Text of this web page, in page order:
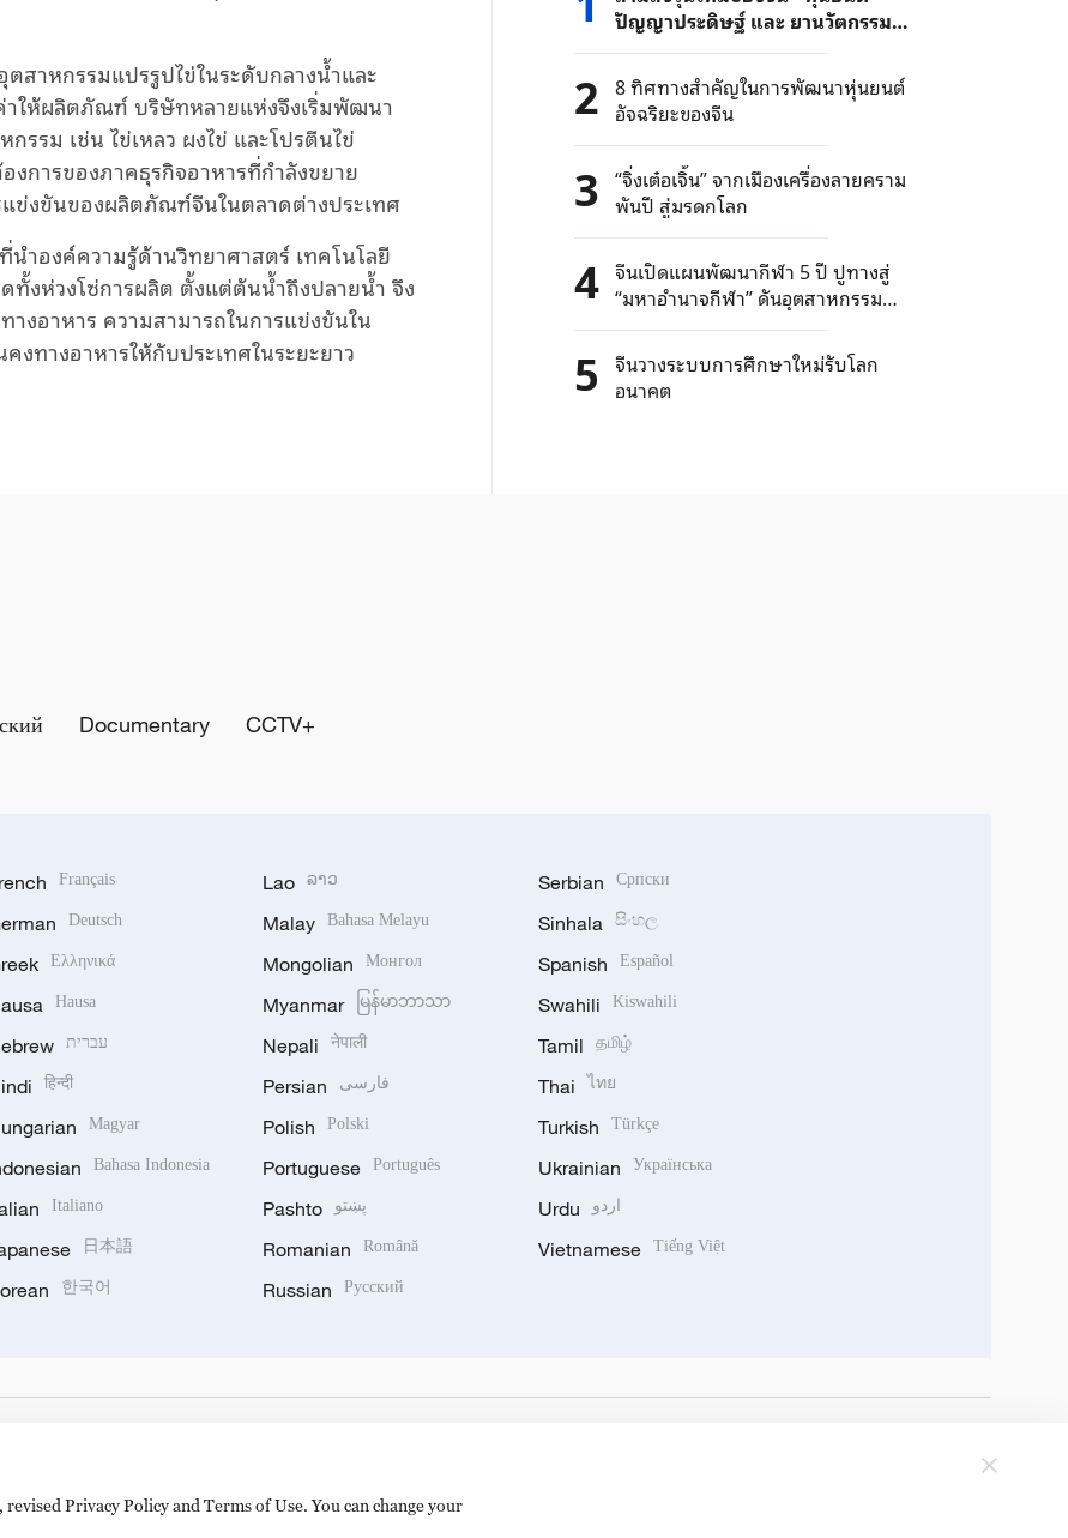
าหกรรมแปรรูปไข่ในระดับกลางน้ำและ
ให้ผลิตภัณฑ์ บริษัทหลายแห่งจึงเริ่มพัฒนา
รม เช่น ไข่เหลว ผงไข่ และโปรตีนไข่
การของภาคธุรกิจอาหารที่กำลังขยาย
ข่งขันของผลิตภัณฑ์จีนในตลาดต่างประเทศ
ำองค์ความรู้ด้านวิทยาศาสตร์ เทคโนโลยี
งห่วงโซ่การผลิต ตั้งแต่ต้นน้ำถึงปลายน้ำ จึง
งอาหาร ความสามารถในการแข่งขันใน
ทางอาหารให้กับประเทศในระยะยาว
ปัญญาประดิษฐ์ และ ยานวัตกรรม
ใหม่ ๆ ขายดีในตลาดต่างประเทศ
2 8 ทิศทางสำคัญในการพัฒนาหุ่นยนต์
อัจฉริยะของจีน
3 “จิ่งเต๋อเจิ้น” จากเมืองเครื่องลายคราม
พันปี สู่มรดกโลก
4 จีนเปิดแผนพัฒนากีฬา 5 ปี ปูทางสู่
“มหาอำนาจกีฬา” ดันอุตสาหกรรม
กีฬาแตะ 35 ล้านล้านบาท
5 จีนวางระบบการศึกษาใหม่รับโลก
อนาคต
Documentary CCTV+
Français
Deutsch
Ελληνικά
Hausa
עברית
हिन्दी
Magyar
Bahasa Indonesia
Italiano
日本語
한국어
Lao ລາວ
Malay Bahasa Melayu
Mongolian Монгол
Myanmar မြန်မာဘာသာ
Nepali नेपाली
Persian فارسی
Polish Polski
Portuguese Português
Pashto پښتو
Romanian Română
Russian Русский
Serbian Српски
Sinhala සිංහල
Spanish Español
Swahili Kiswahili
Tamil தமிழ்
Thai ไทย
Turkish Türkçe
Ukrainian Українська
Urdu اردو
Vietnamese Tiếng Việt
Privacy Policy and Terms of Use. You can change your